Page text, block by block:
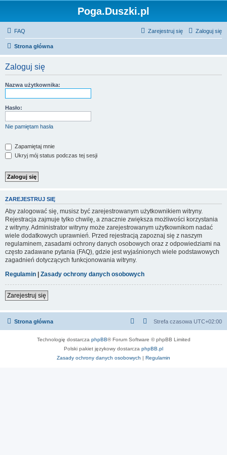
Poga.Duszki.pl
FAQ Zaloguj się
Zarejestruj się
Strona główna
Zaloguj się
Nazwa użytkownika:
Hasło:
Nie pamiętam hasła
Zapamiętaj mnie
Ukryj mój status podczas tej sesji
ZAREJESTRUJ SIĘ
Aby zalogować się, musisz być zarejestrowanym użytkownikiem witryny.
Rejestracja zajmuje tylko chwilę, a znacznie zwiększa możliwości korzystania
z witryny. Administrator witryny może zarejestrowanym użytkownikom nadać
wiele dodatkowych uprawnień. Przed rejestracją zapoznaj się z naszym
regulaminem, zasadami ochrony danych osobowych oraz z odpowiedziami na
często zadawane pytania (FAQ), gdzie jest wyjaśnionych wiele podstawowych
zagadnień dotyczących funkcjonowania witryny.
Regulamin | Zasady ochrony danych osobowych
Zarejestruj się
Strona główna Strefa czasowa UTC+02:00
Technologię dostarcza phpBB® Forum Software © phpBB Limited
Polski pakiet językowy dostarcza phpBB.pl
Zasady ochrony danych osobowych | Regulamin